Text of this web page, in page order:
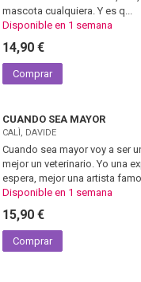
mascota cualquiera. Y es q...
Disponible en 1 semana
14,90 €
Comprar
CUANDO SEA MAYOR
CALÌ, DAVIDE
Cuando sea mayor voy a ser
mejor un veterinario. Yo una
espera, mejor una artista
Disponible en 1 semana
15,90 €
Comprar